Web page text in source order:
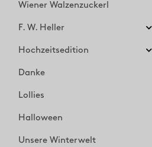
Wiener Walzenzuckerl
F. W. Heller
Hochzeitsedition
Danke
Lollies
Halloween
Unsere Winterwelt